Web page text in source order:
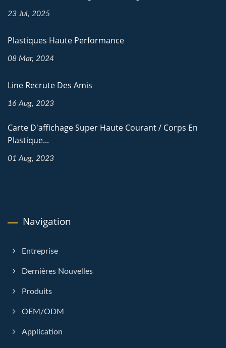
23 Jul, 2025
Plastiques Haute Performance
08 Mar, 2024
Line Recrute Des Amis
16 Aug, 2023
Carte D'affichage Super Haute Courant / Corps En
Plastique...
01 Aug, 2023
Navigation
Entreprise
Dernières Nouvelles
Produits
OEM/ODM
Application